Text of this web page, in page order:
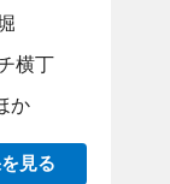
横丁
か
見る